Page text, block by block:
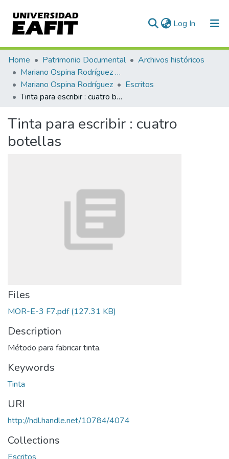
Log In (current)
Communities & Collections
All of DSpace
Statistics
Home Patrimonio Documental
Archivos históricos
Mariano Ospina Rodríguez (1826 -1912)
Mariano Ospina Rodríguez
Escritos
Tinta para escribir : cuatro botellas
Tinta para escribir : cuatro
botellas
Files
MOR-E-3 F7.pdf(127.31 KB)
Description
Método para fabricar tinta.
Keywords
Tinta
URI
http://hdl.handle.net/10784/4074
Collections